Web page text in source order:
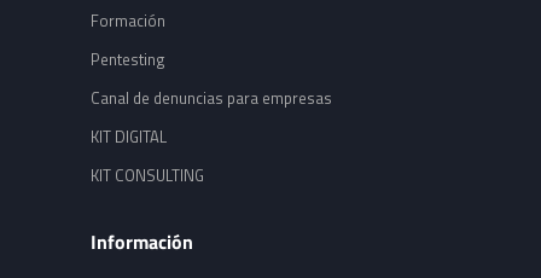
Formación
Pentesting
Canal de denuncias para empresas
KIT DIGITAL
KIT CONSULTING
Información